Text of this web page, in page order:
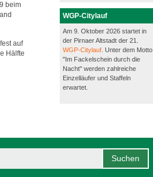
beim
auf
Hälfte
WGP-Citylauf
Am 9. Oktober 2026 startet in
der Pirnaer Altstadt der 21.
WGP-Citylauf . Unter dem Motto
"Im Fackelschein durch die
Nacht" werden zahlreiche
Einzelläufer und Staffeln
erwartet.